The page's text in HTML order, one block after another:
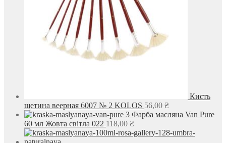
Кисть
щетина веерная 6007 № 2 KOLOS 56,00 ₴
Фарба масляна Van Pure
60 мл Жовта світла 022 118,00 ₴